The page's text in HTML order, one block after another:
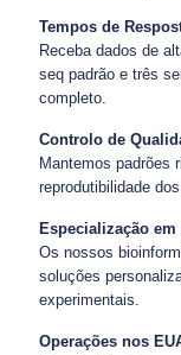
Tempos de
Receba dados de
seq padrão e três
completo.
Controlo de
Mantemos padrões
reprodutibilidade
Especialização
Os nossos
soluções
experimentais.
Operações nos